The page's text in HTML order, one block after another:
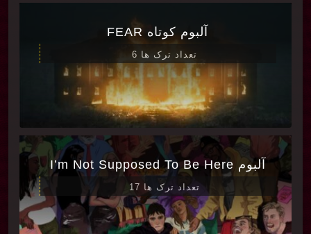
آلبوم کوتاه FEAR
تعداد ترک ها 6
آلبوم I’m Not Supposed To Be Here
تعداد ترک ها 17